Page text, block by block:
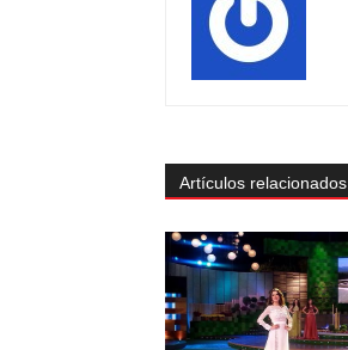
Artículos relacionados